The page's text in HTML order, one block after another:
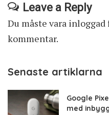
Leave a Reply
Du måste vara inloggad
kommentar.
Senaste artiklarna
Google
med